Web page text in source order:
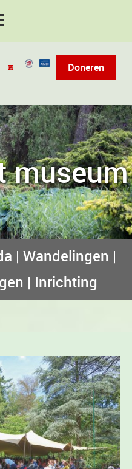
Doneren
museum
| Wandelingen |
| Inrichting